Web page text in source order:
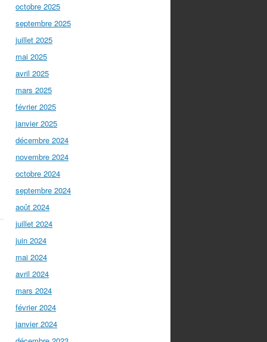
octobre 2025
septembre 2025
juillet 2025
mai 2025
avril 2025
mars 2025
février 2025
janvier 2025
décembre 2024
novembre 2024
octobre 2024
septembre 2024
août 2024
juillet 2024
juin 2024
mai 2024
avril 2024
mars 2024
février 2024
janvier 2024